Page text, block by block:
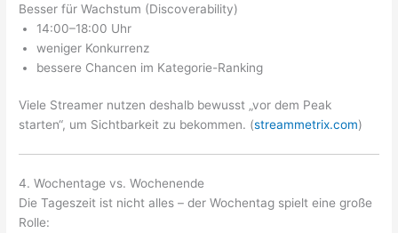
Besser für Wachstum (Discoverability)
14:00–18:00 Uhr
weniger Konkurrenz
bessere Chancen im Kategorie-Ranking
Viele Streamer nutzen deshalb bewusst „vor dem Peak
starten“, um Sichtbarkeit zu bekommen. (streammetrix.com)
4. Wochentage vs. Wochenende
Die Tageszeit ist nicht alles – der Wochentag spielt eine große
Rolle: